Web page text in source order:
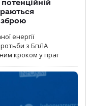
зброю
енергії
з БпЛА
кроком у праг